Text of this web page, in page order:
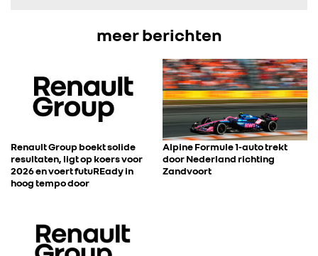
meer berichten
Renault Group boekt solide
resultaten, ligt op koers voor
2026 en voert futuREady in
hoog tempo door
Alpine Formule 1-auto trekt
door Nederland richting
Zandvoort